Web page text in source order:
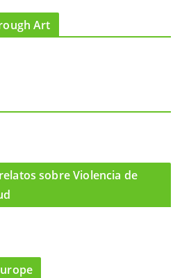
Art
sobre Violencia de